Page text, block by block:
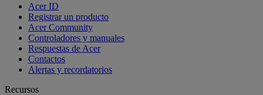
Acer ID
Registrar un producto
Acer Community
Controladores y manuales
Respuestas de Acer
Contactos
Alertas y recordatorios
Recursos